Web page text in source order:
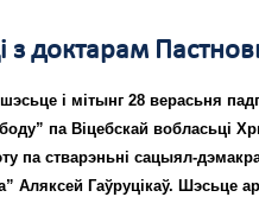
з доктарам
і мітынг 28 верасьня
па Віцебскай вобласьці
па стварэньні сацыял-
Аляксей Гаўруцікаў. Шэсьце